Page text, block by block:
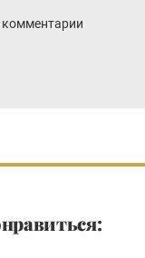
комментарии